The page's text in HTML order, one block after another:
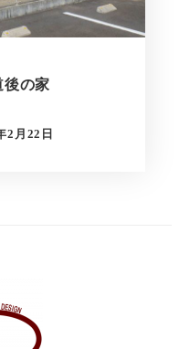
後の家
2月22日